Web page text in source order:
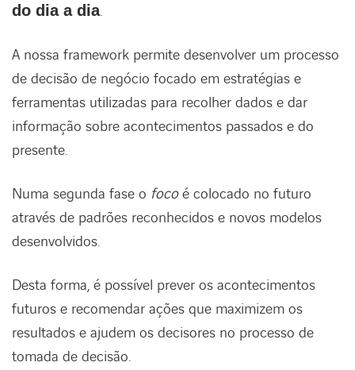
ACESSIBILIDADE
do dia a dia.
A nossa framework permite desenvolver um processo
de decisão de negócio focado em estratégias e
ferramentas utilizadas para recolher dados e dar
informação sobre acontecimentos passados e do
presente.
Numa segunda fase o focoé colocado no futuro
através de padrões reconhecidos e novos modelos
desenvolvidos.
Desta forma, é possível prever os acontecimentos
futuros e recomendar ações que maximizem os
resultados e ajudem os decisores no processo de
tomada de decisão.